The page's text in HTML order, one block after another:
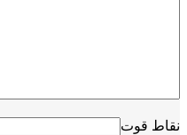
نقاط قوت